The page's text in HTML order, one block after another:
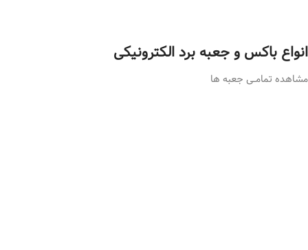
انواع باکس و جعبه برد الکترونیکی
مشاهده تمامــی جعبه ها